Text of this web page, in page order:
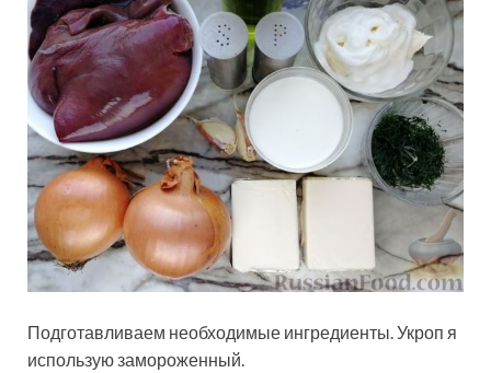
Подготавливаем необходимые ингредиенты. Укроп я
использую замороженный.